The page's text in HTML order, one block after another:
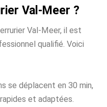
Val-Meer ?
Val-Meer, il est
qualifié. Voici
se déplacent en 30 min,
et adaptées.